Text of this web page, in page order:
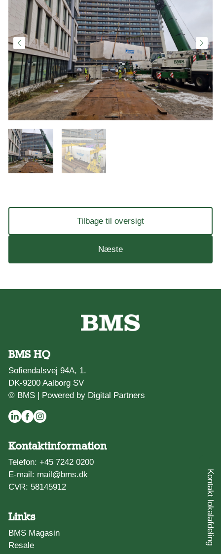
Kontakt lokalafdeling
Tilbage til oversigt
Næste
BMS HQ
Sofiendalsvej 94A, 1.
DK-9200 Aalborg SV
© BMS |
Powered by Digital Partners
Kontaktinformation
Telefon:+45 7242 0200
E-mail: mail@bms.dk
CVR: 58145912
Links
BMS Magasin
Resale